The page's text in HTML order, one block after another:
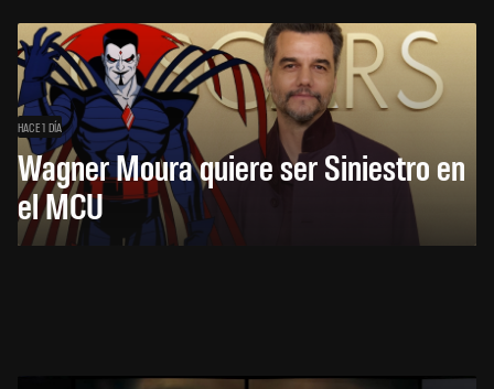
HACE 1 DÍA
Wagner Moura quiere ser Siniestro en
el MCU